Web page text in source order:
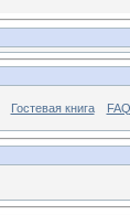
Гостевая книга